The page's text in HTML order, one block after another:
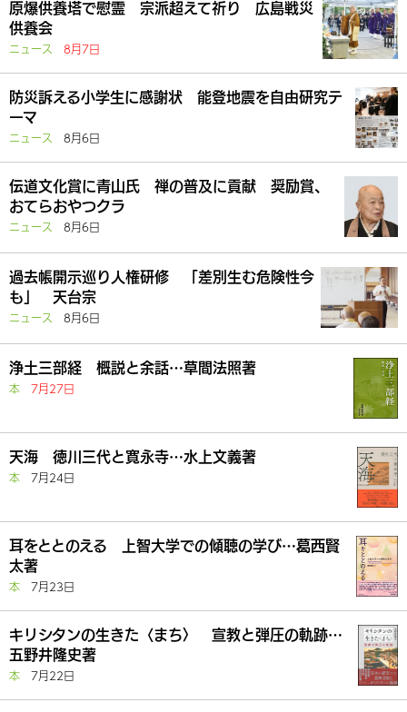
原爆供養塔で慰霊 宗派超えて祈り 広島戦災
供養会
ニュース 8月7日
防災訴える小学生に感謝状 能登地震を自由研究テ
ーマ
ニュース 8月6日
伝道文化賞に青山氏 禅の普及に貢献 奨励賞、
おてらおやつクラ
ニュース 8月6日
過去帳開示巡り人権研修 「差別生む危険性今
も」 天台宗
ニュース 8月6日
浄土三部経 概説と余話…草間法照著
本 7月27日
天海 徳川三代と寛永寺…水上文義著
本 7月24日
耳をととのえる 上智大学での傾聴の学び…葛西賢
太著
本 7月23日
キリシタンの生きた〈まち〉 宣教と弾圧の軌跡…
五野井隆史著
本 7月22日